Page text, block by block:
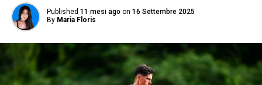
Published 11 mesi ago on 16 Settembre 2025
By Maria Floris